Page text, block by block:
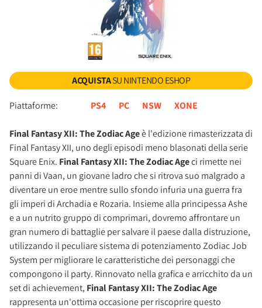
ACQUISTASU NINTENDO ESHOP
Piattaforme: PS4 PC NSW XONE
Final Fantasy XII: The Zodiac Ageè l'edizione rimasterizzata di
Final Fantasy XII, uno degli episodi meno blasonati della serie
Square Enix. Final Fantasy XII: The Zodiac Ageci rimette nei
panni di Vaan, un giovane ladro che si ritrova suo malgrado a
diventare un eroe mentre sullo sfondo infuria una guerra fra
gli imperi di Archadia e Rozaria. Insieme alla principessa Ashe
e a un nutrito gruppo di comprimari, dovremo affrontare un
gran numero di battaglie per salvare il paese dalla distruzione,
utilizzando il peculiare sistema di potenziamento Zodiac Job
System per migliorare le caratteristiche dei personaggi che
compongono il party. Rinnovato nella grafica e arricchito da un
set di achievement, Final Fantasy XII: The Zodiac Age
rappresenta un'ottima occasione per riscoprire questo